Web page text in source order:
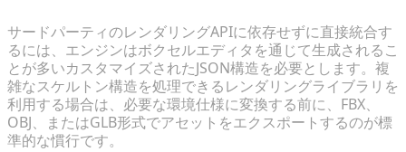
サードパーティのレンダリングAPIに依存せずに直接統合す
るには、エンジンはボクセルエディタを通じて生成されるこ
とが多いカスタマイズされたJSON構造を必要とします。複
雑なスケルトン構造を処理できるレンダリングライブラリを
利用する場合は、必要な環境仕様に変換する前に、FBX、
OBJ、またはGLB形式でアセットをエクスポートするのが標
準的な慣行です。